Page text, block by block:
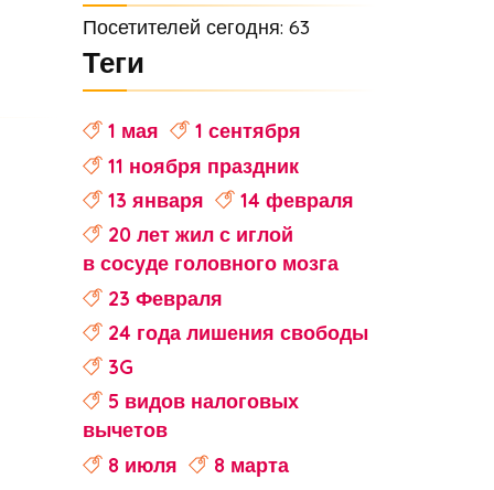
Посетителей сегодня: 63
Теги
1 мая
1 сентября
11 ноября праздник
13 января
14 февраля
20 лет жил с иглой
в сосуде головного мозга
23 Февраля
24 года лишения свободы
3G
5 видов налоговых
вычетов
8 июля
8 марта